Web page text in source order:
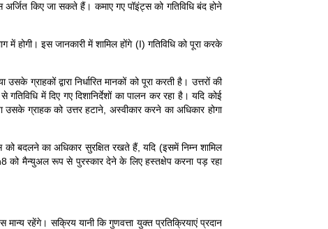
अर्जित किए जा सकते हैं। कमाए गए पॉइंट्स को गतिविधि बंद होने
में होगी। इस जानकारी में शामिल होंगे (I) गतिविधि को पूरा करके
द्वारा निर्धारित मानकों को पूरा करती है। उत्तरों की
में दिए गए दिशानिर्देशों का पालन कर रहा है। यदि कोई
उसके ग्राहक को उत्तर हटाने, अस्वीकार करने का अधिकार होगा
बदलने का अधिकार सुरक्षित रखते हैं, यदि (इसमें निम्न शामिल
को मैन्युअल रूप से पुरस्कार देने के लिए हस्तक्षेप करना पड़ रहा
रहेंगे। सक्रिय यानी कि गुणवत्ता युक्त प्रतिक्रियाएं प्रदान